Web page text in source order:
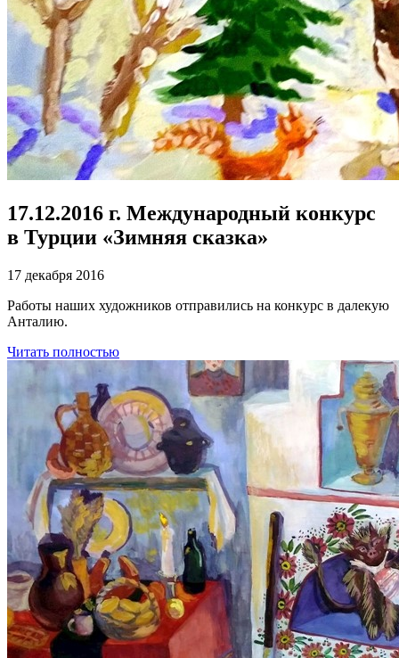
17.12.2016 г. Международный конкурс
в Турции «Зимняя сказка»
17 декабря 2016
Работы наших художников отправились на конкурс в далекую
Анталию.
Читать полностью